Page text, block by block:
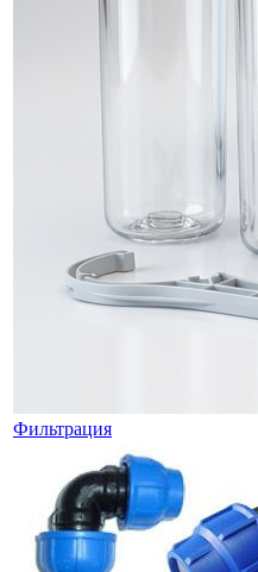
Фильтрация